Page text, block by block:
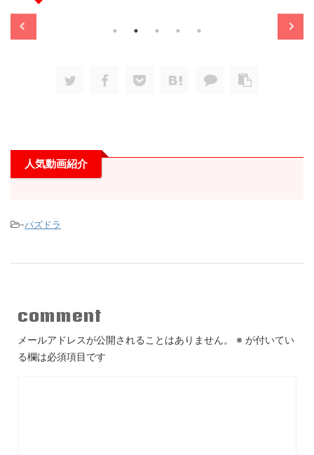
人気動画紹介
-パズドラ
comment
メールアドレスが公開されることはありません。 ※ が付いてい
る欄は必須項目です